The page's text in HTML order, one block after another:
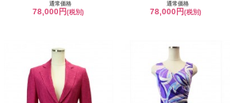
通常価格
78,000円(税別)
通常価格
78,000円(税別)